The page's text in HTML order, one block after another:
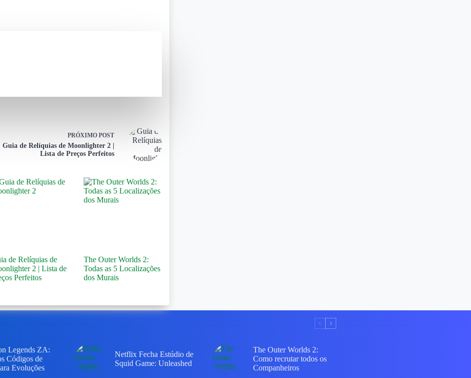
PRÓXIMO POST
Guia de Relíquias de Moonlighter 2 |
Lista de Preços Perfeitos
de Relíquias de
2 | Lista de
Perfeitos
The Outer Worlds 2:
Todas as 5 Localizações
dos Murais
Legends ZA:
Códigos de
Evoluções
Netflix Fecha Estúdio de
Squid Game: Unleashed
The Outer Worlds 2:
Como recrutar todos os
Companheiros